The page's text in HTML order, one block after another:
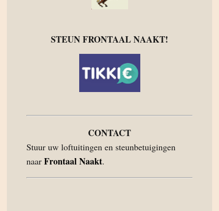
STEUN FRONTAAL NAAKT!
CONTACT
Stuur uw loftuitingen en steunbetuigingen
naar Frontaal Naakt.